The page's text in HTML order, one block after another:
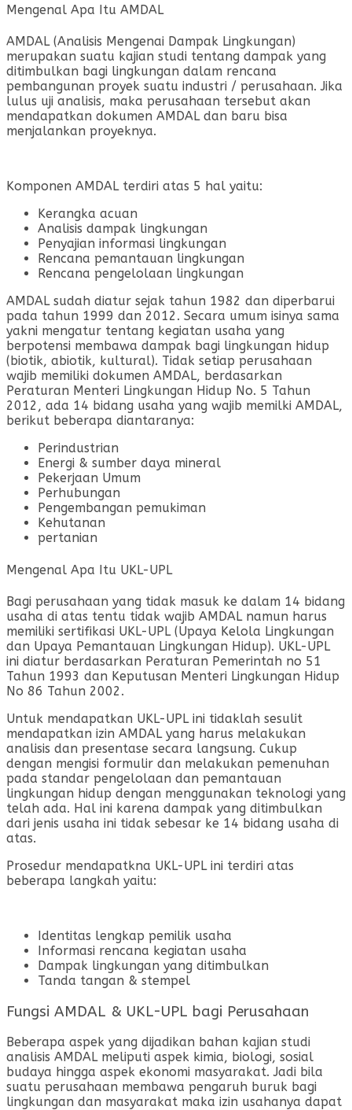
Mengenal Apa Itu AMDAL
AMDAL (Analisis Mengenai Dampak Lingkungan)
merupakan suatu kajian studi tentang dampak yang
ditimbulkan bagi lingkungan dalam rencana
pembangunan proyek suatu industri / perusahaan. Jika
lulus uji analisis, maka perusahaan tersebut akan
mendapatkan dokumen AMDAL dan baru bisa
menjalankan proyeknya.
Komponen AMDAL terdiri atas 5 hal yaitu:
Kerangka acuan
Analisis dampak lingkungan
Penyajian informasi lingkungan
Rencana pemantauan lingkungan
Rencana pengelolaan lingkungan
AMDAL sudah diatur sejak tahun 1982 dan diperbarui
pada tahun 1999 dan 2012. Secara umum isinya sama
yakni mengatur tentang kegiatan usaha yang
berpotensi membawa dampak bagi lingkungan hidup
(biotik, abiotik, kultural). Tidak setiap perusahaan
wajib memiliki dokumen AMDAL, berdasarkan
Peraturan Menteri Lingkungan Hidup No. 5 Tahun
2012, ada 14 bidang usaha yang wajib memilki AMDAL,
berikut beberapa diantaranya:
Perindustrian
Energi & sumber daya mineral
Pekerjaan Umum
Perhubungan
Pengembangan pemukiman
Kehutanan
pertanian
Mengenal Apa Itu UKL-UPL
Bagi perusahaan yang tidak masuk ke dalam 14 bidang
usaha di atas tentu tidak wajib AMDAL namun harus
memiliki sertifikasi UKL-UPL (Upaya Kelola Lingkungan
dan Upaya Pemantauan Lingkungan Hidup). UKL-UPL
ini diatur berdasarkan Peraturan Pemerintah no 51
Tahun 1993 dan Keputusan Menteri Lingkungan Hidup
No 86 Tahun 2002.
Untuk mendapatkan UKL-UPL ini tidaklah sesulit
mendapatkan izin AMDAL yang harus melakukan
analisis dan presentase secara langsung. Cukup
dengan mengisi formulir dan melakukan pemenuhan
pada standar pengelolaan dan pemantauan
lingkungan hidup dengan menggunakan teknologi yang
telah ada. Hal ini karena dampak yang ditimbulkan
dari jenis usaha ini tidak sebesar ke 14 bidang usaha di
atas.
Prosedur mendapatkna UKL-UPL ini terdiri atas
beberapa langkah yaitu:
Identitas lengkap pemilik usaha
Informasi rencana kegiatan usaha
Dampak lingkungan yang ditimbulkan
Tanda tangan & stempel
Fungsi AMDAL & UKL-UPL bagi Perusahaan
Beberapa aspek yang dijadikan bahan kajian studi
analisis AMDAL meliputi aspek kimia, biologi, sosial
budaya hingga aspek ekonomi masyarakat. Jadi bila
suatu perusahaan membawa pengaruh buruk bagi
lingkungan dan masyarakat maka izin usahanya dapat